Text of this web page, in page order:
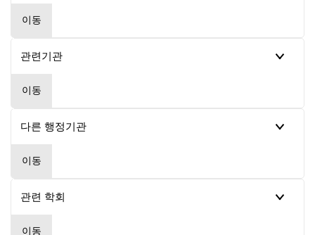
이동
이동
이동
이동